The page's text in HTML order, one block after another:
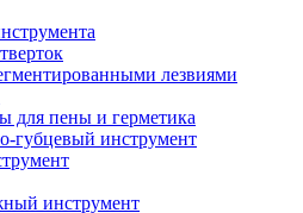
лезвиями
для пены и герметика
губцевый инструмент
инструмент